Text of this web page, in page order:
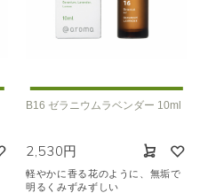
B16 ゼラニウムラベンダー 10ml
2,530円
軽やかに香る花のように、無垢で
明るくみずみずしい